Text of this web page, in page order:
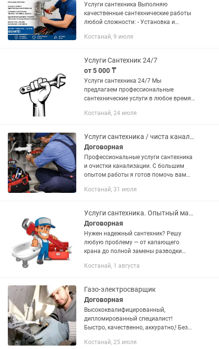
Услуги сантехника Выполняю
качественные сантехнические работы
любой сложности: - Установка и
ванн и душевых кабин. - Монтаж и
Костанай, 9 июля
Услуги Сантехник 24/7
от 5 000 ₸
Услуги сантехника 24/7 Мы
предлагаем профессиональные
сантехнические услуги в любое время
монтаж радиаторов: качественная
Костанай, 24 июля
Услуги сантехника / чиста канализации
Договорная
Профессиональные услуги сантехника
и очистки канализации. С большим
опытом работы я готов помочь вам
водоснабжением и канализацией. Мои
Костанай, 31 июля
Услуги сантехника. Опытный мастер. Гарантия на работу.
Договорная
Нужен надежный сантехник? Решу
любую проблему — от капающего
крана до полной замены разводки
Оперативность: приеду в течение часа
Качество:...
Костанай, 1 августа
Газо-электросварщик
Договорная
Высококвалифицированный,
дипломированный специалист!
Быстро, качественно, аккуратно,! Без
Михаил, сантехник-универсал.
Костанай, 25 июля